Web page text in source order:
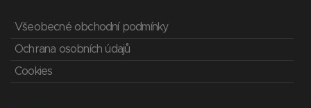
Všeobecné obchodní podmínky
Ochrana osobních údajů
Cookies